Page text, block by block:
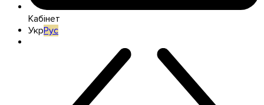
Кабінет
УкрРус